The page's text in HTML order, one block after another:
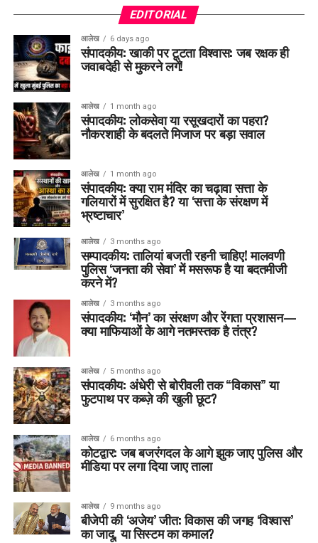
EDITORIAL
आलेख 6 days ago
संपादकीय: खाकी पर टूटता विश्वास: जब रक्षक ही
जवाबदेही से मुकरने लगें!
आलेख 1 month ago
संपादकीय: लोकसेवा या रसूखदारों का पहरा?
नौकरशाही के बदलते मिजाज पर बड़ा सवाल
आलेख 1 month ago
संपादकीय: क्या राम मंदिर का चढ़ावा सत्ता के
गलियारों में सुरक्षित है? या ‘सत्ता के संरक्षण में
भ्रष्टाचार’
आलेख 3 months ago
सम्पादकीय: तालियां बजती रहनी चाहिए! मालवणी
पुलिस ‘जनता की सेवा’ में मसरूफ है या बदतमीजी
करने में?
आलेख 3 months ago
संपादकीय: ‘मौन’ का संरक्षण और रेंगता प्रशासन—
क्या माफियाओं के आगे नतमस्तक है तंत्र?
आलेख 5 months ago
संपादकीय: अंधेरी से बोरीवली तक “विकास” या
फुटपाथ पर कब्ज़े की खुली छूट?
आलेख 6 months ago
कोटद्वार: जब बजरंगदल के आगे झुक जाए पुलिस और
मीडिया पर लगा दिया जाए ताला
आलेख 9 months ago
बीजेपी की ‘अजेय’ जीत: विकास की जगह ‘विश्वास’
का जादू, या सिस्टम का कमाल?